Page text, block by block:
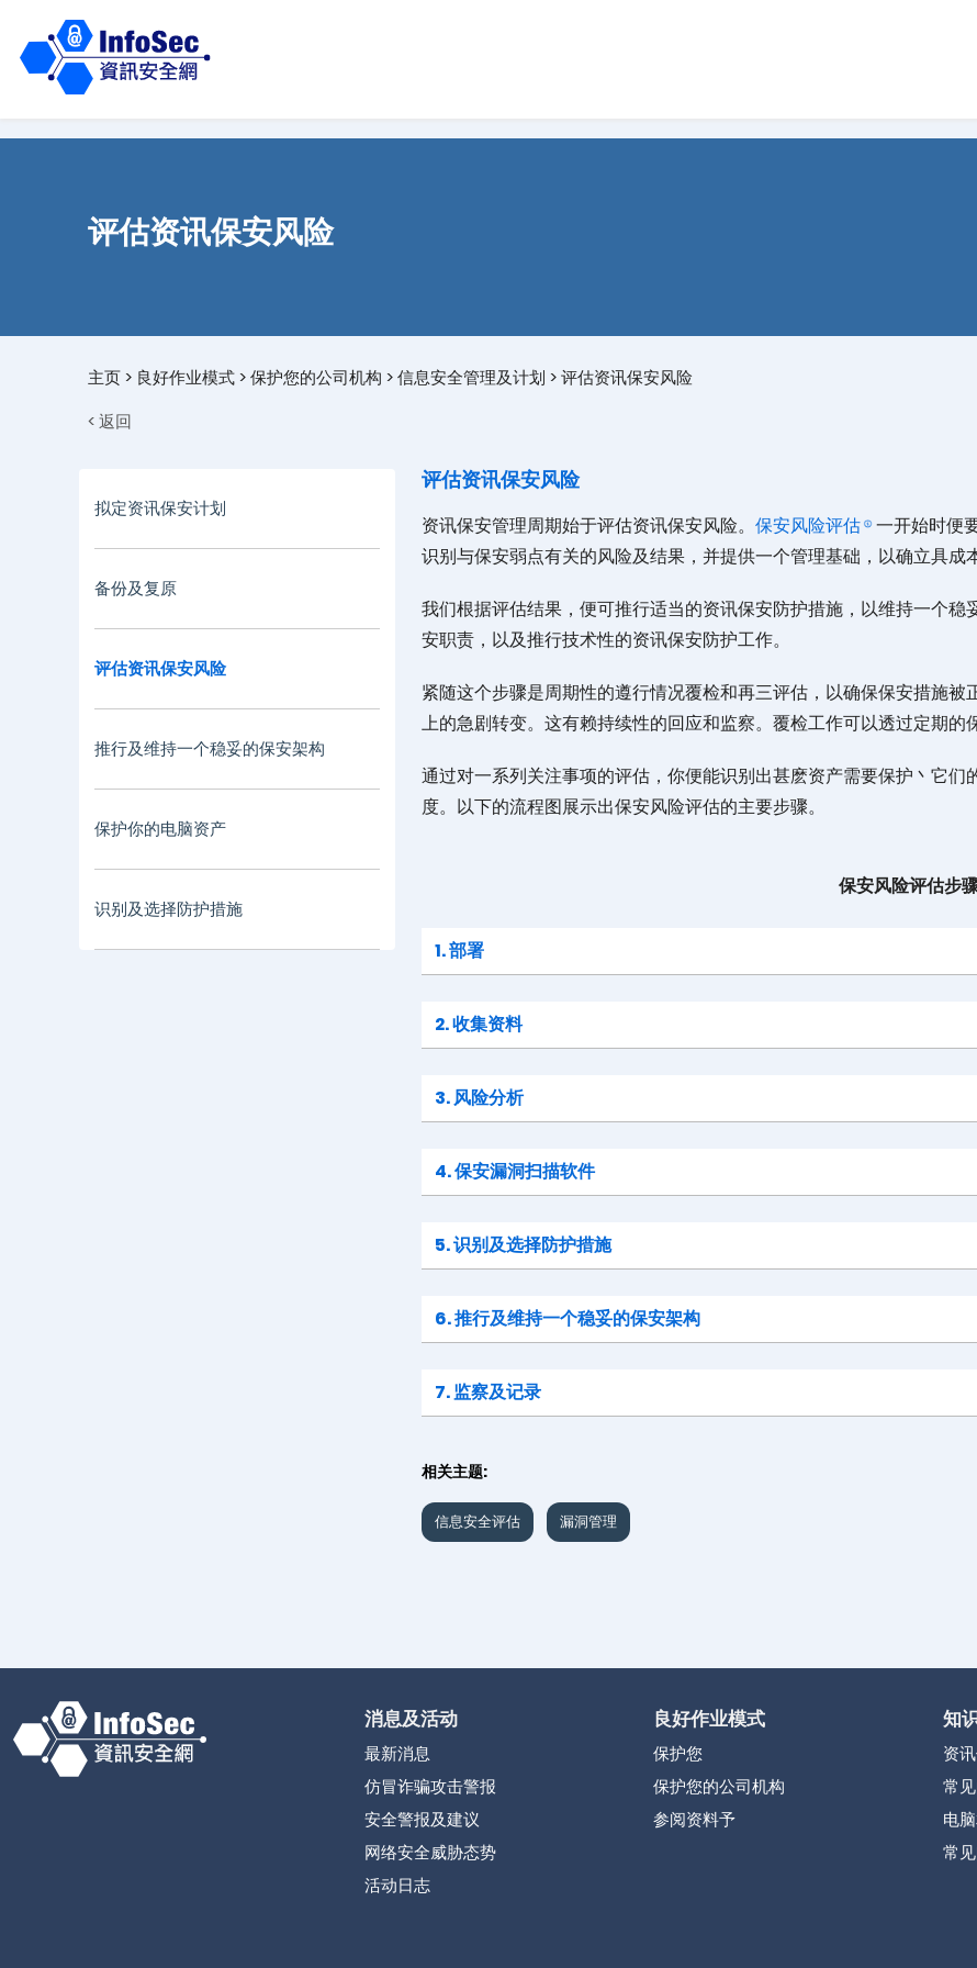
评估资讯保安风险
主页> 良好作业模式>保护您的公司机构 >信息安全管理及计划 >评估资讯保安风险
< 返回
拟定资讯保安计划
备份及复原
评估资讯保安风险
推行及维持一个稳妥的保安架构
保护你的电脑资产
识别及选择防护措施
评估资讯保安风险
资讯保安管理周期始于评估资讯保安风险。 保安风险评估
一开始时便
识别与保安弱点有关的风险及结果，并提供一个管理基础，以确立具成
我们根据评估结果，便可推行适当的资讯保安防护措施，以维持一个稳
安职责，以及推行技术性的资讯保安防护工作。
紧随这个步骤是周期性的遵行情况覆检和再三评估，以确保保安措施
上的急剧转变。这有赖持续性的回应和监察。覆检工作可以透过定期的
通过对一系列关注事项的评估，你便能识别出甚麽资产需要保护丶它
度。以下的流程图展示出保安风险评估的主要步骤。
保安风险评估步
1. 部署
2. 收集资料
3. 风险分析
4. 保安漏洞扫描软件
5. 识别及选择防护措施
6. 推行及维持一个稳妥的保安架构
7. 监察及记录
相关主题:
信息安全评估 漏洞管理
消息及活动
最新消息
仿冒诈骗攻击警报
安全警报及建议
网络安全威胁态势
活动日志
良好作业模式
保护您
保护您的公司机构
参阅资料予
知
资
常
电
常